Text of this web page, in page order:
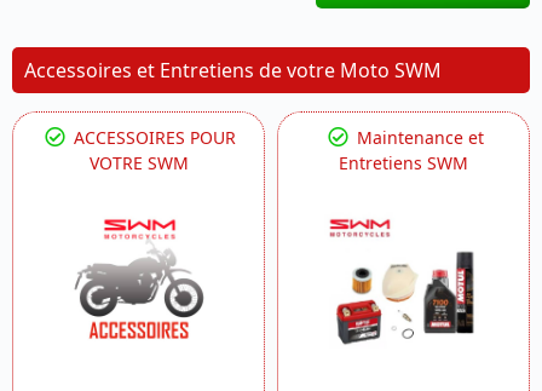
Accessoires et Entretiens de votre Moto SWM
ACCESSOIRES POUR
VOTRE SWM
Maintenance et
Entretiens SWM